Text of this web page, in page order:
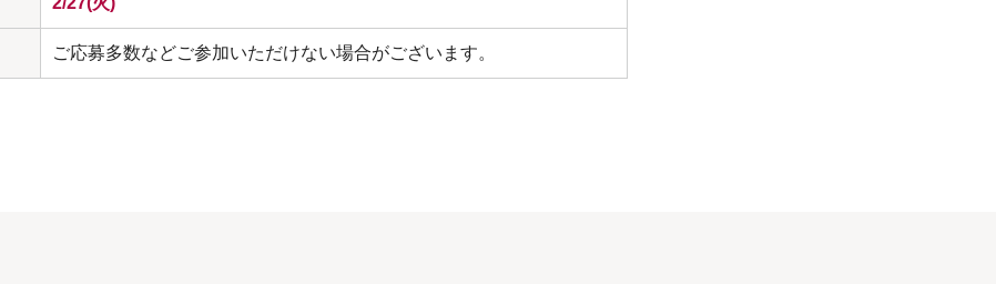
ご応募多数などご参加いただけない場合がございます。